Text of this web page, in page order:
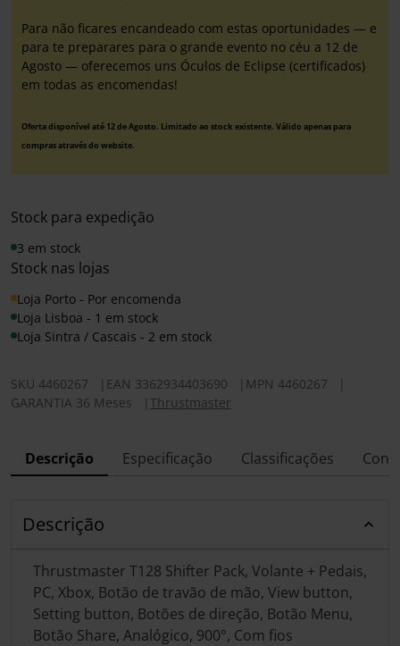
Para não ficares encandeado com estas oportunidades — e
para te preparares para o grande evento no céu a 12 de
Agosto — oferecemos uns Óculos de Eclipse (certificados)
em todas as encomendas!
Oferta disponível até 12 de Agosto. Limitado ao stock existente. Válido apenas para
compras através do website.
Stock para expedição
3 em stock
Stock nas lojas
Loja Porto - Por encomenda
Loja Lisboa - 1 em stock
Loja Sintra / Cascais - 2 em stock
SKU 4460267 EAN 3362934403690 MPN 4460267
GARANTIA 36 Meses
Thrustmaster
Descrição Especificação Classificações
Descrição
Thrustmaster T128 Shifter Pack, Volante + Pedais,
PC, Xbox, Botão de travão de mão, View button,
Setting button, Botões de direção, Botão Menu,
Botão Share, Analógico, 900°, Com fios